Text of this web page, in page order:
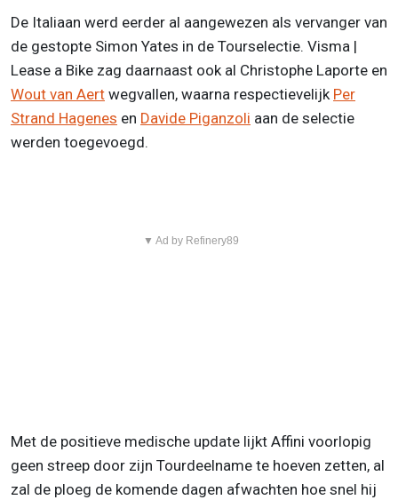
De Italiaan werd eerder al aangewezen als vervanger van
de gestopte Simon Yates in de Tourselectie. Visma |
Lease a Bike zag daarnaast ook al Christophe Laporte en
Wout van Aert wegvallen, waarna respectievelijk Per
Strand Hagenes en Davide Piganzoli aan de selectie
werden toegevoegd.
▼ Ad by Refinery89
Met de positieve medische update lijkt Affini voorlopig
geen streep door zijn Tourdeelname te hoeven zetten, al
zal de ploeg de komende dagen afwachten hoe snel hij